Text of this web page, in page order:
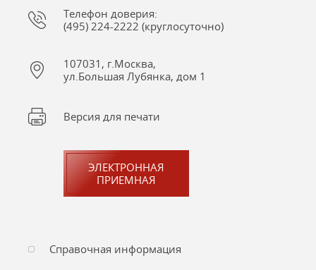
Телефон доверия:
(495) 224-2222 (круглосуточно)
107031, г.Москва,
ул.Большая Лубянка, дом 1
Версия для печати
ЭЛЕКТРОННАЯ
ПРИЕМНАЯ
Справочная информация